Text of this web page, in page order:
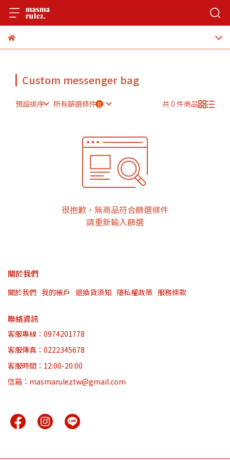
Custom messenger bag
預設排序 所有篩選條件 共 0 件商品
很抱歉，無商品符合篩選條件
請重新輸入篩選
關於我們
關於我們 我的帳戶 退換貨須知 隱私權政策 服務條款
聯絡資訊
客服專線：0974201778
客服傳真：0222345678
客服時間：12:00-20:00
信箱：masmaruleztw@gmail.com